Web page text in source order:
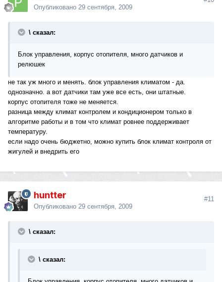
Опубликовано 29 сентября, 2009
\ сказал:
Блок управления, корпус отопителя, много датчиков и
релюшек
не так уж много и менять. блок управления климатом - да.
однозначно. а вот датчики там уже все есть, они штатные.
корпус отопителя тоже не меняется.
разница между климат контролем и кондиционером только в
алгоритме работы и в том что климат ровнее поддерживает
температуру.
если надо очень бюджетно, можно купить блок климат контроля от
жигулей и внедрить его
huntter
Опубликовано 29 сентября, 2009
#11
\ сказал:
\ сказал: